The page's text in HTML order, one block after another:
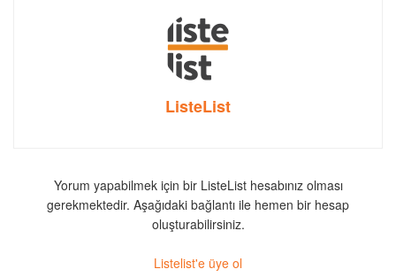
ListeList
Yorum yapabilmek için bir ListeList hesabınız olması
gerekmektedir. Aşağıdaki bağlantı ile hemen bir hesap
oluşturabilirsiniz.
Listelist'e üye ol